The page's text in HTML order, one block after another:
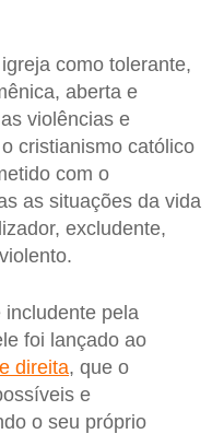
como tolerante,
aberta e
violências e
cristianismo católico
com o
as situações da vida
excludente,
pela
foi lançado ao
direita, que o
e
o seu próprio